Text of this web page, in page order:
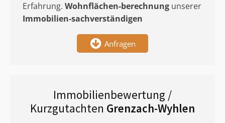
Erfahrung. Wohnflächen-berechnung unserer
Immobilien-sachverständigen
Anfragen
Immobilienbewertung /
Kurzgutachten Grenzach-Wyhlen